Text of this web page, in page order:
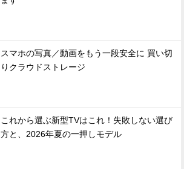
スマホの写真／動画をもう一段安全に 買い切
りクラウドストレージ
これから選ぶ新型TVはこれ！失敗しない選び
方と、2026年夏の一押しモデル